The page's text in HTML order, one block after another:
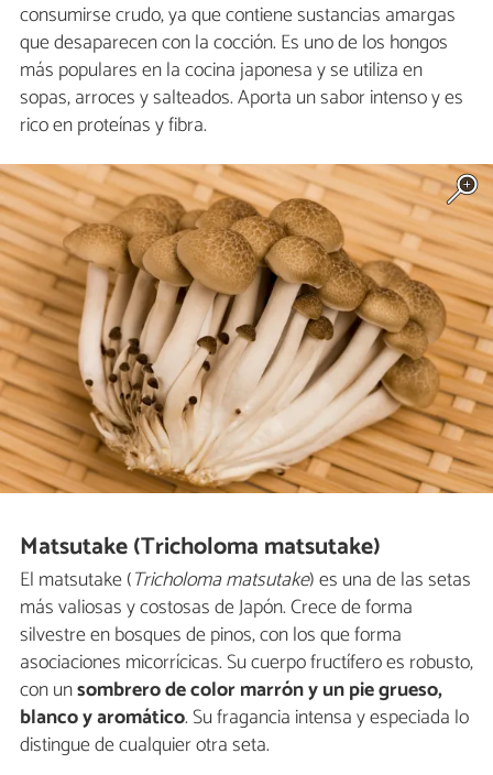
consumirse crudo, ya que contiene sustancias amargas
que desaparecen con la cocción. Es uno de los hongos
más populares en la cocina japonesa y se utiliza en
sopas, arroces y salteados. Aporta un sabor intenso y es
rico en proteínas y fibra.
Matsutake (Tricholoma matsutake)
El matsutake (Tricholoma matsutake) es una de las setas
más valiosas y costosas de Japón. Crece de forma
silvestre en bosques de pinos, con los que forma
asociaciones micorrícicas. Su cuerpo fructífero es robusto,
con unsombrero de color marrón y un pie grueso,
blanco y aromático. Su fragancia intensa y especiada lo
distingue de cualquier otra seta.